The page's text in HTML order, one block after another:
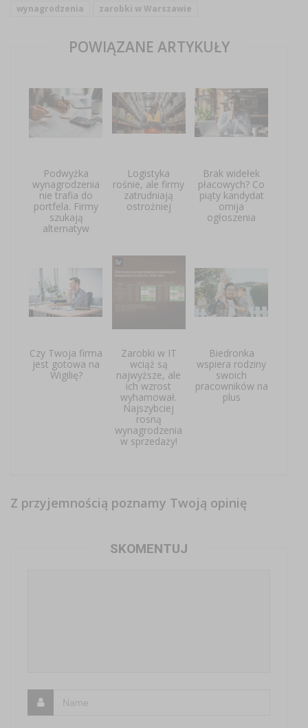
wynagrodzenia
zarobki w Warszawie
POWIĄZANE ARTYKUŁY
Podwyżka
wynagrodzenia
nie trafia do
portfela. Firmy
szukają
alternatyw
Logistyka
rośnie, ale firmy
zatrudniają
ostrożniej
Brak widełek
płacowych? Co
piąty kandydat
omija
ogłoszenia
Czy Twoja firma
jest gotowa na
Wigilię?
Zarobki w IT
wciąż są
najwyższe, ale
ich wzrost
wyhamował.
Najszybciej
rosną
wynagrodzenia
w sprzedaży!
Biedronka
wspiera rodziny
swoich
pracowników na
plus
Z przyjemnością poznamy Twoją opinię
SKOMENTUJ